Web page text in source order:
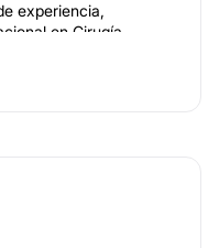
experiencia,
en Cirugía
y reconocido
tratamientos y
controlan los
las necesidades y